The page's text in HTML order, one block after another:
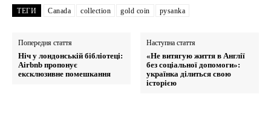
ТЕГИ Canada collection gold coin pysanka
Попередня стаття
Ніч у лондонській бібліотеці:
Airbnb пропонує
ексклюзивне помешкання
Наступна стаття
«Не витягую життя в Англії
без соціальної допомоги»:
українка ділиться свою
історією